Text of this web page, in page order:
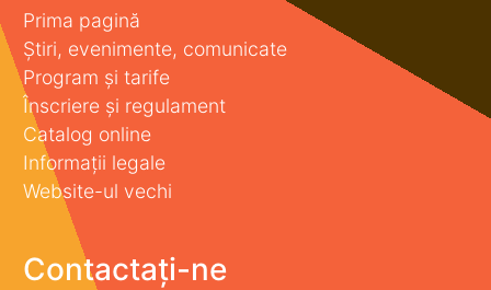
Prima pagină
Știri, evenimente, comunicate
Program și tarife
Înscriere și regulament
Catalog online
Informații legale
Website-ul vechi
Contactați-ne